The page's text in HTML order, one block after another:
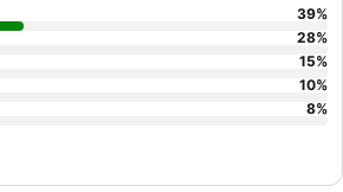
melhorando ainda mais a experiência
e empregados de mesa atenciosos.
tranquila, os hóspedes devem considerar
para longe da rua principal.
39%
28%
15%
10%
8%